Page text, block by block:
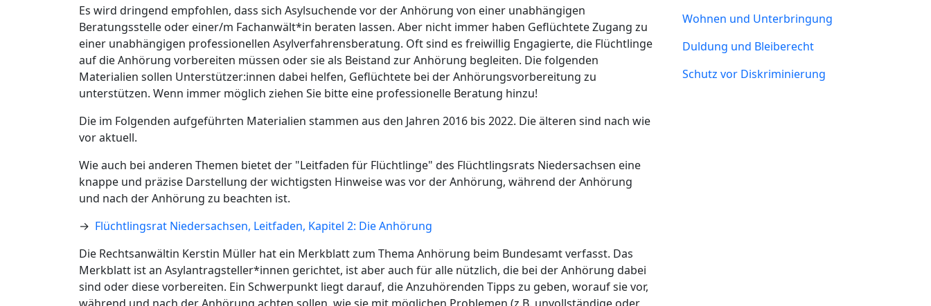
Wohnen und Unterbringung
Duldung und Bleiberecht
Schutz vor Diskriminierung
Es wird dringend empfohlen, dass sich Asylsuchende vor der Anhörung von einer unabhängigen
Beratungsstelle oder einer/m Fachanwält*in beraten lassen. Aber nicht immer haben Geflüchtete Zugang zu
einer unabhängigen professionellen Asylverfahrensberatung. Oft sind es freiwillig Engagierte, die Flüchtlinge
auf die Anhörung vorbereiten müssen oder sie als Beistand zur Anhörung begleiten. Die folgenden
Materialien sollen Unterstützer:innen dabei helfen, Geflüchtete bei der Anhörungsvorbereitung zu
unterstützen. Wenn immer möglich ziehen Sie bitte eine professionelle Beratung hinzu!
Die im Folgenden aufgeführten Materialien stammen aus den Jahren 2016 bis 2022. Die älteren sind nach wie
vor aktuell.
Wie auch bei anderen Themen bietet der "Leitfaden für Flüchtlinge" des Flüchtlingsrats Niedersachsen eine
knappe und präzise Darstellung der wichtigsten Hinweise was vor der Anhörung, während der Anhörung
und nach der Anhörung zu beachten ist.
→ Flüchtlingsrat Niedersachsen, Leitfaden, Kapitel 2: Die Anhörung
Die Rechtsanwältin Kerstin Müller hat ein Merkblatt zum Thema Anhörung beim Bundesamt verfasst. Das
Merkblatt ist an Asylantragsteller*innen gerichtet, ist aber auch für alle nützlich, die bei der Anhörung dabei
sind oder diese vorbereiten. Ein Schwerpunkt liegt darauf, die Anzuhörenden Tipps zu geben, worauf sie vor,